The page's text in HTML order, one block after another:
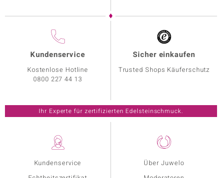
Kundenservice
Über Juwelo
Kundenservice
Kostenlose Hotline
0800 227 44 13
Sicher einkaufen
Trusted Shops Käuferschutz
Ihr Experte für zertifizierten Edelsteinschmuck.